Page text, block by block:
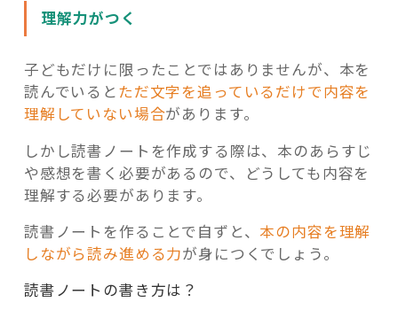
理解力がつく
子どもだけに限ったことではありませんが、本を
読んでいるとただ文字を追っているだけで内容を
理解していない場合があります。
しかし読書ノートを作成する際は、本のあらすじ
や感想を書く必要があるので、どうしても内容を
理解する必要があります。
読書ノートを作ることで自ずと、 本の内容を理解
しながら読み進める力が身につくでしょう。
読書ノートの書き方は？